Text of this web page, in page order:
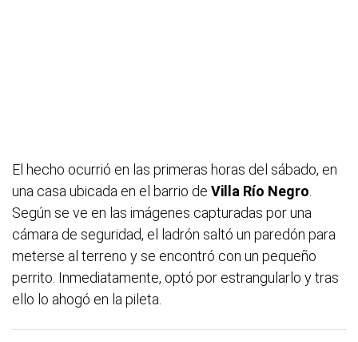
El hecho ocurrió en las primeras horas del sábado, en
una casa ubicada en el barrio de Villa Río Negro
Según se ve en las imágenes capturadas por una
cámara de seguridad, el ladrón saltó un paredón para
meterse al terreno y se encontró con un pequeño
perrito. Inmediatamente, optó por estrangularlo y tras
ello lo ahogó en la pileta.